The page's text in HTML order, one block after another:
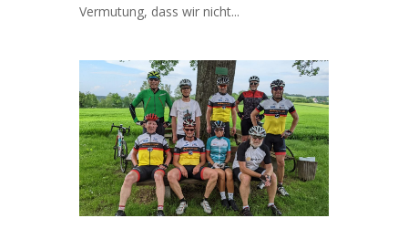
Vermutung, dass wir nicht...